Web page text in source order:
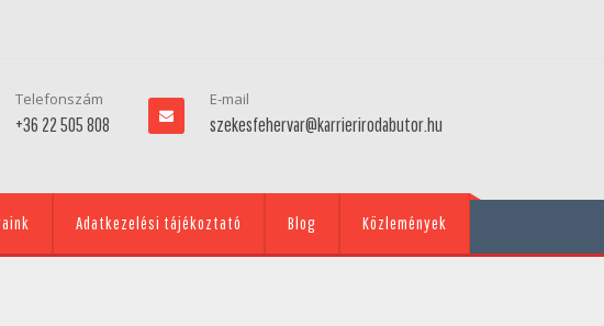
Telefonszám
+36 22 505 808
E-mail
szekesfehervar@karrierirodabutor.hu
Adatkezelési tájékoztató Blog Közlemények